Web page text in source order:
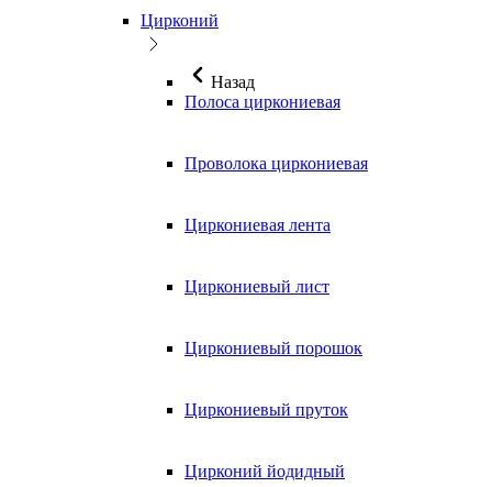
Цирконий
Назад
Полоса циркониевая
Проволока циркониевая
Циркониевая лента
Циркониевый лист
Циркониевый порошок
Циркониевый пруток
Цирконий йодидный